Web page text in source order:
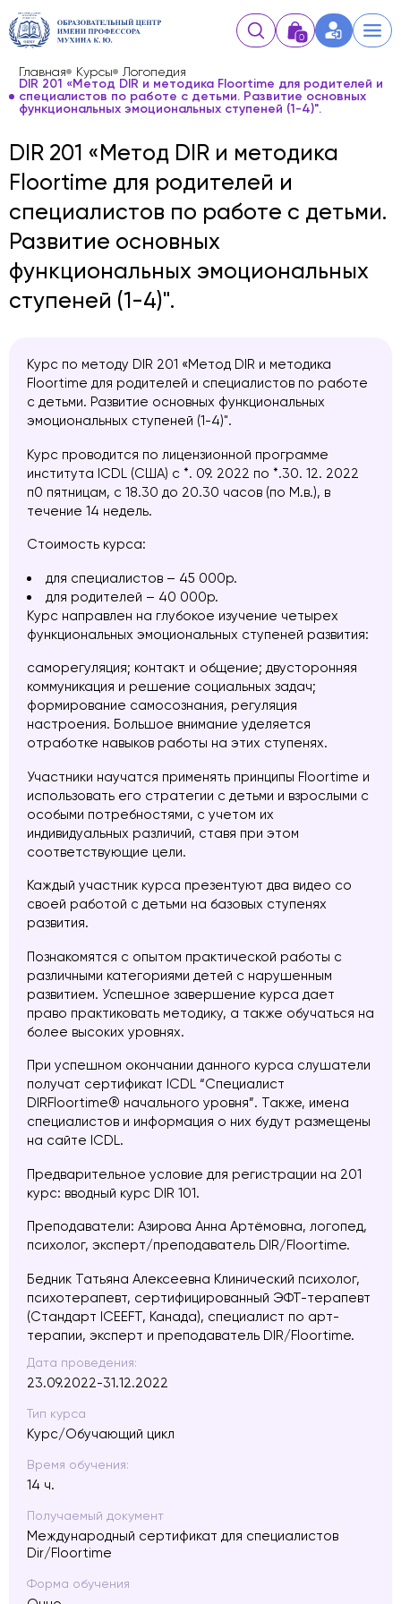
0
Главная Курсы Логопедия
DIR 201 «Метод DIR и методика Floortime для родителей и
специалистов по работе с детьми. Развитие основных
функциональных эмоциональных ступеней (1-4)".
DIR 201 «Метод DIR и методика
Floortime для родителей и
специалистов по работе с детьми.
Развитие основных
функциональных эмоциональных
ступеней (1-4)".
Курс по методу DIR 201 «Метод DIR и методика
Floortime для родителей и специалистов по работе
с детьми. Развитие основных функциональных
эмоциональных ступеней (1-4)".
Курс проводится по лицензионной программе
института ICDL (США) c *. 09. 2022 по *.30. 12. 2022
п0 пятницам, с 18.30 до 20.30 часов (по М.в.), в
течение 14 недель.
Стоимость курса:
для специалистов – 45 000р.
для родителей – 40 000р.
Курс направлен на глубокое изучение четырех
функциональных эмоциональных ступеней развития:
саморегуляция; контакт и общение; двусторонняя
коммуникация и решение социальных задач;
формирование самосознания, регуляция
настроения. Большое внимание уделяется
отработке навыков работы на этих ступенях.
Участники научатся применять принципы Floortime и
использовать его стратегии с детьми и взрослыми с
особыми потребностями, с учетом их
индивидуальных различий, ставя при этом
соответствующие цели.
Каждый участник курса презентуют два видео со
своей работой с детьми на базовых ступенях
развития.
Познакомятся с опытом практической работы с
различными категориями детей с нарушенным
развитием. Успешное завершение курса дает
право практиковать методику, а также обучаться на
более высоких уровнях.
При успешном окончании данного курса слушатели
получат сертификат ICDL “Специалист
DIRFloortime®️ начального уровня”. Также, имена
специалистов и информация о них будут размещены
на сайте ICDL.
Предварительное условие для регистрации на 201
курс: вводный курс DIR 101.
Преподаватели: Азирова Анна Артёмовна, логопед,
психолог, эксперт/преподаватель DIR/Floortime.
Бедник Татьяна Алексеевна Клинический психолог,
психотерапевт, сертифицированный ЭФТ-терапевт
(Стандарт ICEEFT, Канада), специалист по арт-
терапии, эксперт и преподаватель DIR/Floortimе.
Дата проведения:
23.09.2022-31.12.2022
Тип курса
Курс/Обучающий цикл
Время обучения:
14 ч.
Получаемый документ
Международный сертификат для специалистов
Dir/Floortime
Форма обучения